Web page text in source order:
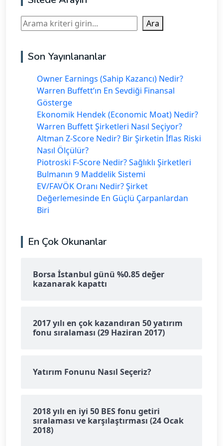
Ara Ara
Son Yayınlananlar
Owner Earnings (Sahip Kazancı) Nedir?
Warren Buffett’ın En Sevdiği Finansal
Gösterge
Ekonomik Hendek (Economic Moat) Nedir?
Warren Buffett Şirketleri Nasıl Seçiyor?
Altman Z-Score Nedir? Bir Şirketin İflas Riski
Nasıl Ölçülür?
Piotroski F-Score Nedir? Sağlıklı Şirketleri
Bulmanın 9 Maddelik Sistemi
EV/FAVÖK Oranı Nedir? Şirket
Değerlemesinde En Güçlü Çarpanlardan
Biri
En Çok Okunanlar
Borsa İstanbul günü %0.85 değer
kazanarak kapattı
2017 yılı en çok kazandıran 50 yatırım
fonu sıralaması (29 Haziran 2017)
Yatırım Fonunu Nasıl Seçeriz?
2018 yılı en iyi 50 BES fonu getiri
sıralaması ve karşılaştırması (24 Ocak
2018)